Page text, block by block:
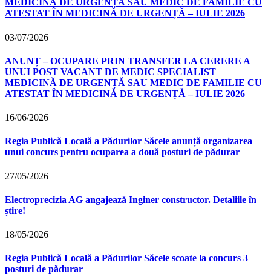
MEDICINĂ DE URGENȚĂ SAU MEDIC DE FAMILIE CU
ATESTAT ÎN MEDICINĂ DE URGENȚĂ – IULIE 2026
03/07/2026
ANUNȚ – OCUPARE PRIN TRANSFER LA CERERE A
UNUI POST VACANT DE MEDIC SPECIALIST
MEDICINĂ DE URGENȚĂ SAU MEDIC DE FAMILIE CU
ATESTAT ÎN MEDICINĂ DE URGENȚĂ – IULIE 2026
16/06/2026
Regia Publică Locală a Pădurilor Săcele anunță organizarea
unui concurs pentru ocuparea a două posturi de pădurar
27/05/2026
Electroprecizia AG angajează Inginer constructor. Detaliile în
știre!
18/05/2026
Regia Publică Locală a Pădurilor Săcele scoate la concurs 3
posturi de pădurar